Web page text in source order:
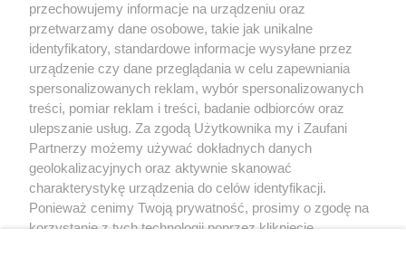
przechowujemy informacje na urządzeniu oraz
przetwarzamy dane osobowe, takie jak unikalne
identyfikatory, standardowe informacje wysyłane przez
urządzenie czy dane przeglądania w celu zapewniania
spersonalizowanych reklam, wybór spersonalizowanych
treści, pomiar reklam i treści, badanie odbiorców oraz
ulepszanie usług. Za zgodą Użytkownika my i Zaufani
Partnerzy możemy używać dokładnych danych
geolokalizacyjnych oraz aktywnie skanować
charakterystykę urządzenia do celów identyfikacji.
Ponieważ cenimy Twoją prywatność, prosimy o zgodę na
korzystanie z tych technologii poprzez kliknięcie